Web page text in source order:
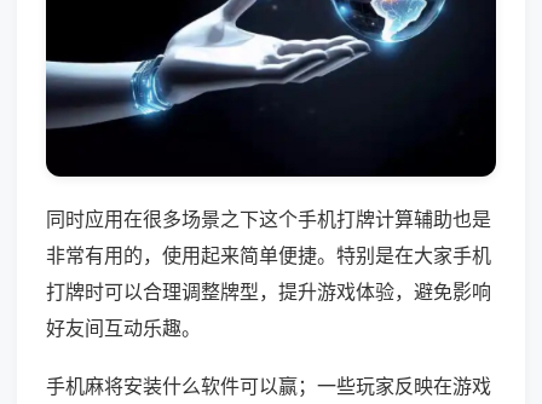
同时应用在很多场景之下这个手机打牌计算辅助也是
非常有用的，使用起来简单便捷。特别是在大家手机
打牌时可以合理调整牌型，提升游戏体验，避免影响
好友间互动乐趣。
手机麻将安装什么软件可以赢；一些玩家反映在游戏